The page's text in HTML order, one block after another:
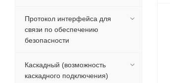
Протокол интерфейса для
связи по обеспечению
безопасности
Каскадный (возможность
каскадного подключения)